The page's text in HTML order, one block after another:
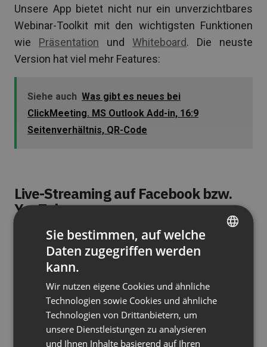
Unsere App bietet nicht nur ein unverzichtbares
Webinar-Toolkit mit den wichtigsten Funktionen
wie Präsentation und Whiteboard. Die neuste
Version hat viel mehr Features:
Siehe auch Was gibt es neues bei
ClickMeeting. MS Outlook Add-in, 16:9
Seitenverhältnis, QR-Code
Live-Streaming auf Facebook bzw.
YouTube
Wenn es darum geht, Inhalte zu bewerben, ist es
ein Muss, in sozialen Medien aktiv zu sein. Obwohl
das Webinar selbst innerhalb der App
durchgeführt wird, kann es einfach veröffentlicht
und in Echtzeit einem breiteren Publikum
präsentiert werden.
Live-StreamingaufFacebook bzw. YouTube
ENGLISH
GERMAN
POLISH
RUSSIAN
Sie bestimmen, auf welche
Daten zugegriffen werden
kann.
Wir nutzen eigene Cookies und ähnliche
Technologien sowie Cookies und ähnliche
Technologien von Drittanbietern, um
unsere Dienstleistungen zu analysieren
und Ihnen Inhalte basierend auf Ihren